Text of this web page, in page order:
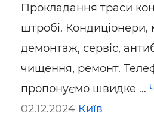
Прокладання траси
штробі. Кондиціонери,
демонтаж, сервіс,
чищення, ремонт.
пропонуємо швидке …
02.12.2024 Київ